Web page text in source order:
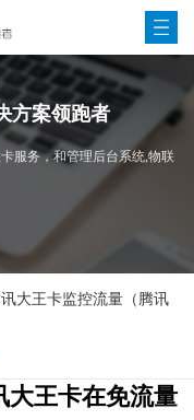
方案领跑者
服务，和管理后台系统,物联
大王卡监控流量（腾讯
大王卡在免流量